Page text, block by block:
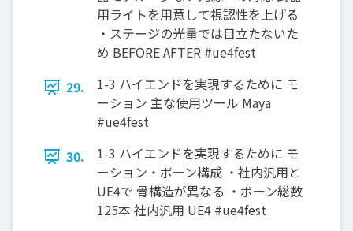
用ライトを用意して視認性を上げる
・ステージの光量では目立たないた
め BEFORE AFTER #ue4fest
29.
1-3 ハイエンドを実現するために モ
ーション 主な使用ツール Maya
#ue4fest
30.
1-3 ハイエンドを実現するために モ
ーション・ボーン構成 ・社内汎用と
UE4で 骨構造が異なる ・ボーン総数
125本 社内汎用 UE4 #ue4fest